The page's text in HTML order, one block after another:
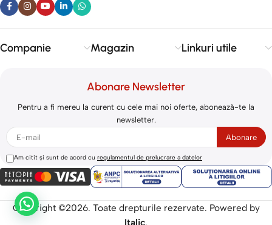
Companie Magazin Linkuri utile
Abonare Newsletter
Pentru a fi mereu la curent cu cele mai noi oferte, abonează-te la
newsletter.
Am citit și sunt de acord cu regulamentul de prelucrare a datelor
Copyright ©2026. Toate drepturile rezervate. Powered by
Italic.